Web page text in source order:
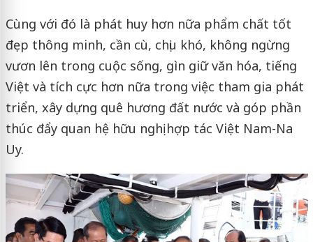
Cùng với đó là phát huy hơn nữa phẩm chất tốt
đẹp thông minh, cần cù, chịu khó, không ngừng
vươn lên trong cuộc sống, gìn giữ văn hóa, tiếng
Việt và tích cực hơn nữa trong việc tham gia phát
triển, xây dựng quê hương đất nước và góp phần
thúc đẩy quan hệ hữu nghị hợp tác Việt Nam-Na
Uy.